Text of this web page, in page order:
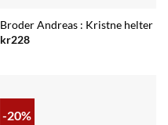
Broder Andreas : Kristne helter
kr228
-20%